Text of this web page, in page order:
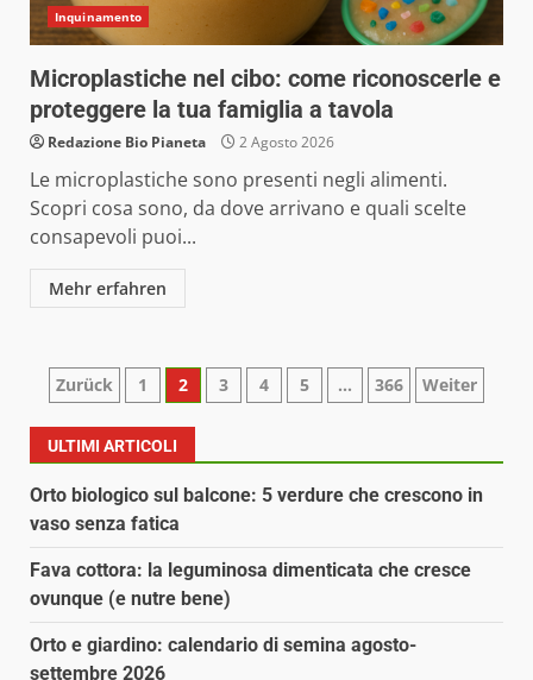
Inquinamento
Microplastiche nel cibo: come riconoscerle e
proteggere la tua famiglia a tavola
Redazione Bio Pianeta 2 Agosto 2026
Le microplastiche sono presenti negli alimenti.
Scopri cosa sono, da dove arrivano e quali scelte
consapevoli puoi...
Mehr erfahren
Paginazione
degli
articoli
Zurück 1 2 3 4 5 … 366 Weiter
ULTIMI ARTICOLI
Orto biologico sul balcone: 5 verdure che crescono in
vaso senza fatica
Fava cottora: la leguminosa dimenticata che cresce
ovunque (e nutre bene)
Orto e giardino: calendario di semina agosto-
settembre 2026